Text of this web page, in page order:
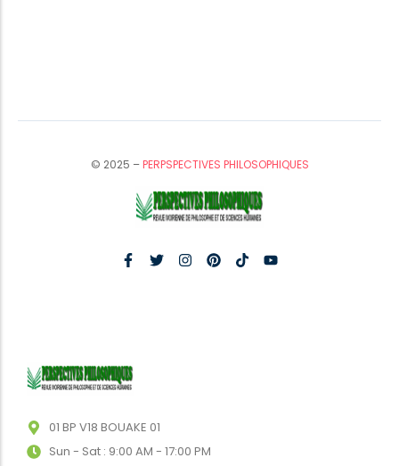
© 2025 –PERPSPECTIVES PHILOSOPHIQUES
01 BP V18 BOUAKE 01
Sun - Sat : 9:00 AM - 17:00 PM